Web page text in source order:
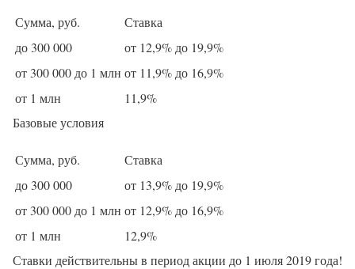
Сумма, руб.
Ставка
до 300 000
от 12,9% до 19,9%
от 300 000 до 1 млн от 11,9% до 16,9%
от 1 млн
11,9%
Базовые условия
Сумма, руб.
Ставка
до 300 000
от 13,9% до 19,9%
от 300 000 до 1 млн от 12,9% до 16,9%
от 1 млн
12,9%
Ставки действительны в период акции до 1 июля 2019 года!